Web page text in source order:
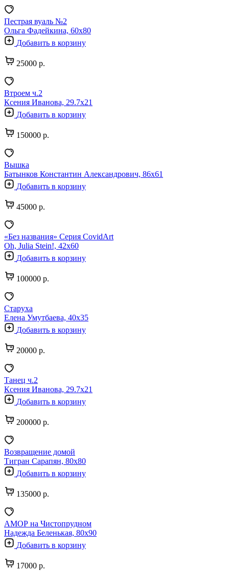
Пестрая вуаль №2
Ольга Фадейкина, 60х80
Добавить в корзину
25000 р.
Втроем ч.2
Ксения Иванова, 29.7х21
Добавить в корзину
150000 р.
Вышка
Батынков Константин Александрович, 86х61
Добавить в корзину
45000 р.
«Без названия» Серия CovidArt
Oh, Julia Stein!, 42х60
Добавить в корзину
100000 р.
Старуха
Елена Умутбаева, 40х35
Добавить в корзину
20000 р.
Танец ч.2
Ксения Иванова, 29.7х21
Добавить в корзину
200000 р.
Возвращение домой
Тигран Сарапян, 80х80
Добавить в корзину
135000 р.
АМОР на Чистопрудном
Надежда Беленькая, 80х90
Добавить в корзину
17000 р.